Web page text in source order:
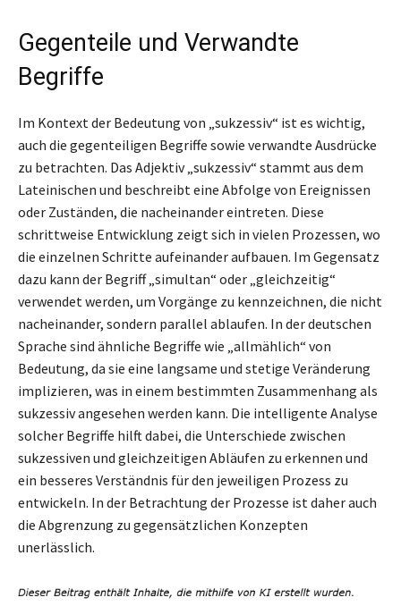
Gegenteile und Verwandte
Begriffe
Im Kontext der Bedeutung von „sukzessiv“ ist es wichtig,
auch die gegenteiligen Begriffe sowie verwandte Ausdrücke
zu betrachten. Das Adjektiv „sukzessiv“ stammt aus dem
Lateinischen und beschreibt eine Abfolge von Ereignissen
oder Zuständen, die nacheinander eintreten. Diese
schrittweise Entwicklung zeigt sich in vielen Prozessen, wo
die einzelnen Schritte aufeinander aufbauen. Im Gegensatz
dazu kann der Begriff „simultan“ oder „gleichzeitig“
verwendet werden, um Vorgänge zu kennzeichnen, die nicht
nacheinander, sondern parallel ablaufen. In der deutschen
Sprache sind ähnliche Begriffe wie „allmählich“ von
Bedeutung, da sie eine langsame und stetige Veränderung
implizieren, was in einem bestimmten Zusammenhang als
sukzessiv angesehen werden kann. Die intelligente Analyse
solcher Begriffe hilft dabei, die Unterschiede zwischen
sukzessiven und gleichzeitigen Abläufen zu erkennen und
ein besseres Verständnis für den jeweiligen Prozess zu
entwickeln. In der Betrachtung der Prozesse ist daher auch
die Abgrenzung zu gegensätzlichen Konzepten
unerlässlich.